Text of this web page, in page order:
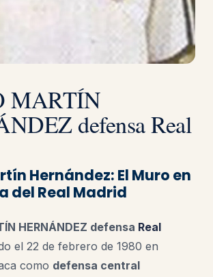
MARTÍN
defensa Real
Hernández: El Muro en
del Real Madrid
HERNÁNDEZ defensa Real
el 22 de febrero de 1980 en
como defensa central